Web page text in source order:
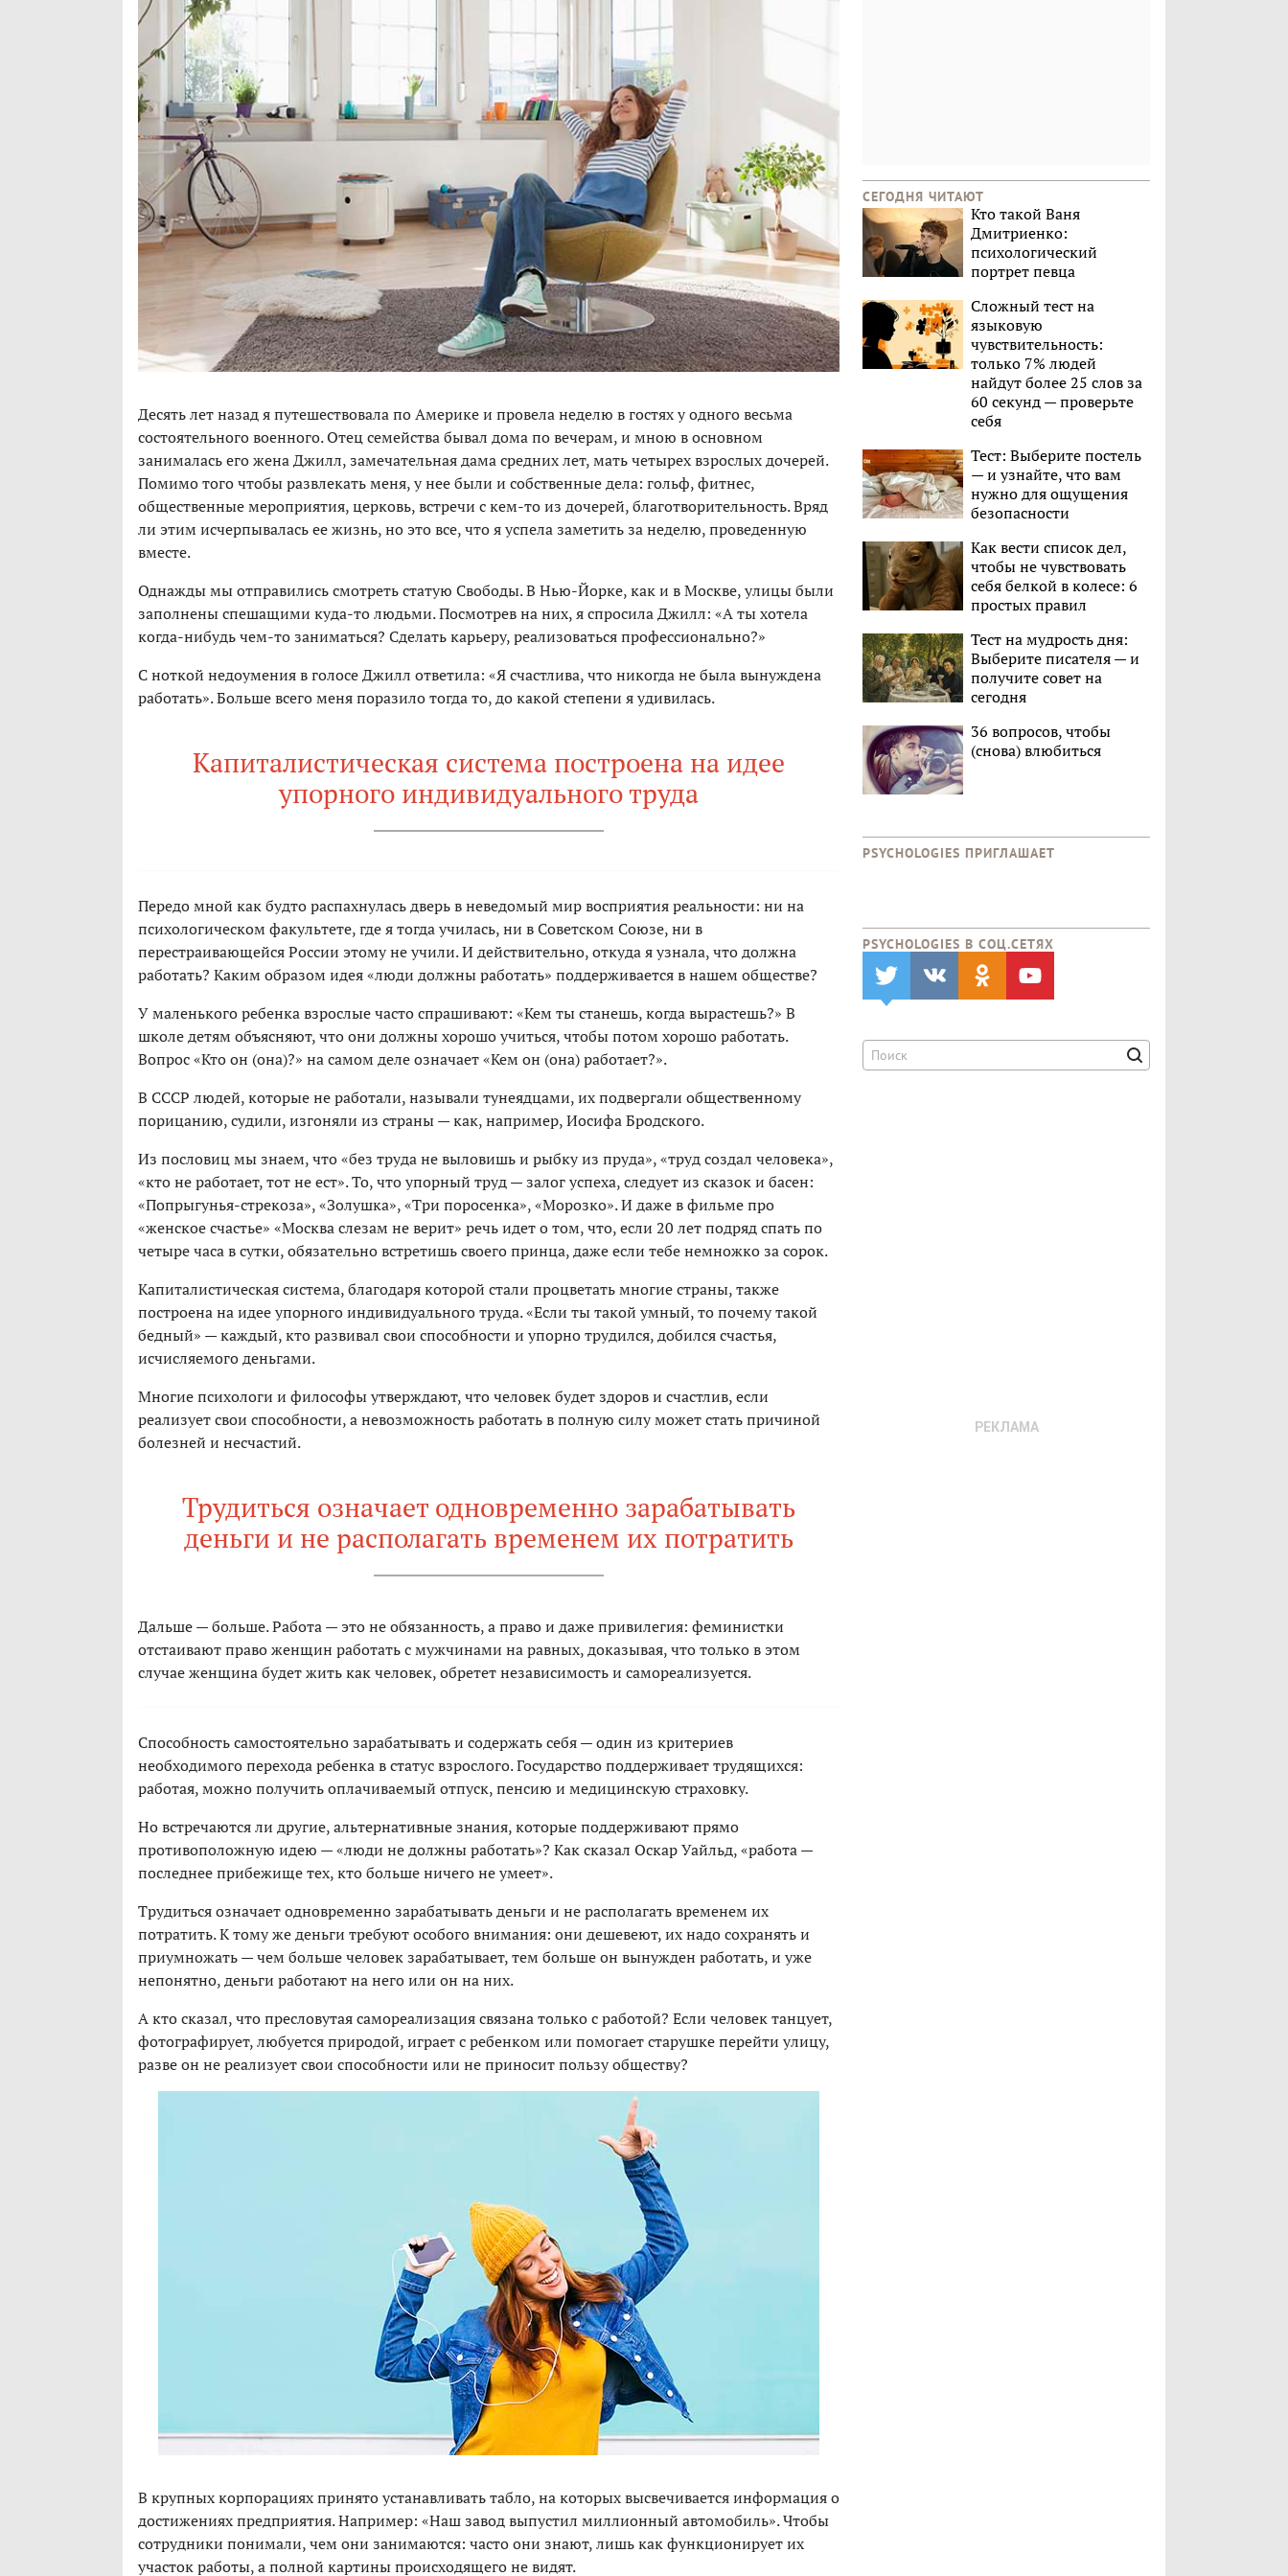
Десять лет назад я путешествовала по Америке и провела неделю в гостях у одного весьма
состоятельного военного. Отец семейства бывал дома по вечерам, и мною в основном
занималась его жена Джилл, замечательная дама средних лет, мать четырех взрослых дочерей.
Помимо того чтобы развлекать меня, у нее были и собственные дела: гольф, фитнес,
общественные мероприятия, церковь, встречи с кем-то из дочерей, благотворительность. Вряд
ли этим исчерпывалась ее жизнь, но это все, что я успела заметить за неделю, проведенную
вместе.
Однажды мы отправились смотреть статую Свободы. В Нью-Йорке, как и в Москве, улицы были
заполнены спешащими куда-то людьми. Посмотрев на них, я спросила Джилл: «А ты хотела
когда-нибудь чем-то заниматься? Сделать карьеру, реализоваться профессионально?»
С ноткой недоумения в голосе Джилл ответила: «Я счастлива, что никогда не была вынуждена
работать». Больше всего меня поразило тогда то, до какой степени я удивилась.
Капиталистическая система построена на идее
упорного индивидуального труда
Передо мной как будто распахнулась дверь в неведомый мир восприятия реальности: ни на
психологическом факультете, где я тогда училась, ни в Советском Союзе, ни в
перестраивающейся России этому не учили. И действительно, откуда я узнала, что должна
работать? Каким образом идея «люди должны работать» поддерживается в нашем обществе?
У маленького ребенка взрослые часто спрашивают: «Кем ты станешь, когда вырастешь?» В
школе детям объясняют, что они должны хорошо учиться, чтобы потом хорошо работать.
Вопрос «Кто он (она)?» на самом деле означает «Кем он (она) работает?».
В СССР людей, которые не работали, называли тунеядцами, их подвергали общественному
порицанию, судили, изгоняли из страны — как, например, Иосифа Бродского.
Из пословиц мы знаем, что «без труда не выловишь и рыбку из пруда», «труд создал человека»,
«кто не работает, тот не ест». То, что упорный труд — залог успеха, следует из сказок и басен:
«Попрыгунья-стрекоза», «Золушка», «Три поросенка», «Морозко». И даже в фильме про
«женское счастье» «Москва слезам не верит» речь идет о том, что, если 20 лет подряд спать по
четыре часа в сутки, обязательно встретишь своего принца, даже если тебе немножко за сорок.
Капиталистическая система, благодаря которой стали процветать многие страны, также
построена на идее упорного индивидуального труда. «Если ты такой умный, то почему такой
бедный» — каждый, кто развивал свои способности и упорно трудился, добился счастья,
исчисляемого деньгами.
Многие психологи и философы утверждают, что человек будет здоров и счастлив, если
реализует свои способности, а невозможность работать в полную силу может стать причиной
болезней и несчастий.
Трудиться означает одновременно зарабатывать
деньги и не располагать временем их потратить
Дальше — больше. Работа — это не обязанность, а право и даже привилегия: феминистки
отстаивают право женщин работать с мужчинами на равных, доказывая, что только в этом
случае женщина будет жить как человек, обретет независимость и самореализуется.
Способность самостоятельно зарабатывать и содержать себя — один из критериев
необходимого перехода ребенка в статус взрослого. Государство поддерживает трудящихся:
работая, можно получить оплачиваемый отпуск, пенсию и медицинскую страховку.
Но встречаются ли другие, альтернативные знания, которые поддерживают прямо
противоположную идею — «люди не должны работать»? Как сказал Оскар Уайльд, «работа —
последнее прибежище тех, кто больше ничего не умеет».
Трудиться означает одновременно зарабатывать деньги и не располагать временем их
потратить. К тому же деньги требуют особого внимания: они дешевеют, их надо сохранять и
приумножать — чем больше человек зарабатывает, тем больше он вынужден работать, и уже
непонятно, деньги работают на него или он на них.
А кто сказал, что пресловутая самореализация связана только с работой? Если человек танцует,
фотографирует, любуется природой, играет с ребенком или помогает старушке перейти улицу,
разве он не реализует свои способности или не приносит пользу обществу?
В крупных корпорациях принято устанавливать табло, на которых высвечивается информация о
достижениях предприятия. Например: «Наш завод выпустил миллионный автомобиль». Чтобы
сотрудники понимали, чем они занимаются: часто они знают, лишь как функционирует их
участок работы, а полной картины происходящего не видят.
СЕГОДНЯ ЧИТАЮТ
Кто такой Ваня
Дмитриенко:
психологический
портрет певца
Сложный тест на
языковую
чувствительность:
только 7% людей
найдут более 25 слов за
60 секунд — проверьте
себя
Тест: Выберите постель
— и узнайте, что вам
нужно для ощущения
безопасности
Как вести список дел,
чтобы не чувствовать
себя белкой в колесе: 6
простых правил
Тест на мудрость дня:
Выберите писателя — и
получите совет на
сегодня
36 вопросов, чтобы
(снова) влюбиться
PSYCHOLOGIES ПРИГЛАШАЕТ
PSYCHOLOGIES В CОЦ.СЕТЯХ